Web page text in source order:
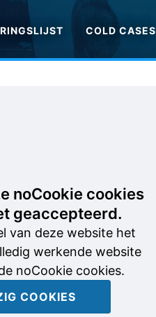
COLD CASES
noCookie cookies
geaccepteerd.
van deze website het
werkende website
noCookie cookies.
COOKIES